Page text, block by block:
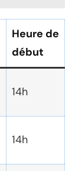
Heure de
début
14h
14h